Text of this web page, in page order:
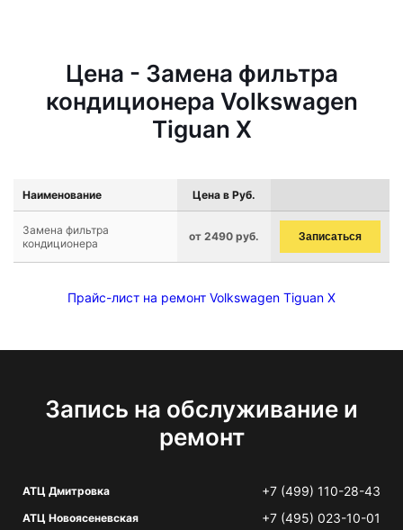
Цена - Замена фильтра
кондиционера Volkswagen
Tiguan X
Наименование Цена в Руб.
Замена фильтра
кондиционера
от 2490 руб. Записаться
Прайс-лист на ремонт Volkswagen Tiguan X
Запись на обслуживание и
ремонт
АТЦ Дмитровка +7 (499) 110-28-43
АТЦ Новоясеневская +7 (495) 023-10-01